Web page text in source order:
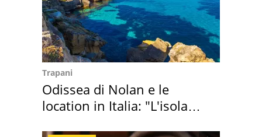
Trapani
Odissea di Nolan e le
location in Italia: "L'isola